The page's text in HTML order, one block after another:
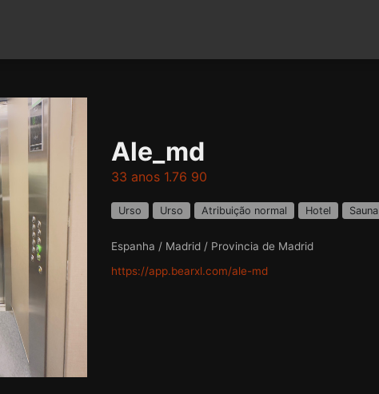
Ale_md
33 anos 1.76 90
Urso Urso Atribuição normal Hotel Sauna
Espanha / Madrid / Provincia de Madrid
https://app.bearxl.com/ale-md